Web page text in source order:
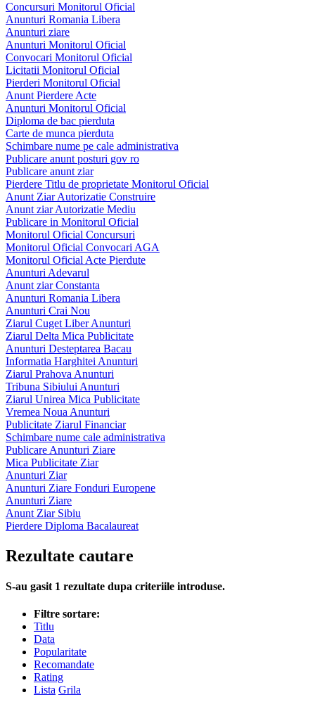
Concursuri Monitorul Oficial
Anunturi Romania Libera
Anunturi ziare
Anunturi Monitorul Oficial
Convocari Monitorul Oficial
Licitatii Monitorul Oficial
Pierderi Monitorul Oficial
Anunt Pierdere Acte
Anunturi Monitorul Oficial
Diploma de bac pierduta
Carte de munca pierduta
Schimbare nume pe cale administrativa
Publicare anunt posturi gov ro
Publicare anunt ziar
Pierdere Titlu de proprietate Monitorul Oficial
Anunt Ziar Autorizatie Construire
Anunt ziar Autorizatie Mediu
Publicare in Monitorul Oficial
Monitorul Oficial Concursuri
Monitorul Oficial Convocari AGA
Monitorul Oficial Acte Pierdute
Anunturi Adevarul
Anunt ziar Constanta
Anunturi Romania Libera
Anunturi Crai Nou
Ziarul Cuget Liber Anunturi
Ziarul Delta Mica Publicitate
Anunturi Desteptarea Bacau
Informatia Harghitei Anunturi
Ziarul Prahova Anunturi
Tribuna Sibiului Anunturi
Ziarul Unirea Mica Publicitate
Vremea Noua Anunturi
Publicitate Ziarul Financiar
Schimbare nume cale administrativa
Publicare Anunturi Ziare
Mica Publicitate Ziar
Anunturi Ziar
Anunturi Ziare Fonduri Europene
Anunturi Ziare
Anunt Ziar Sibiu
Pierdere Diploma Bacalaureat
Rezultate cautare
S-au gasit 1 rezultate dupa criteriile introduse.
Filtre sortare:
Titlu
Data
Popularitate
Recomandate
Rating
Lista Grila